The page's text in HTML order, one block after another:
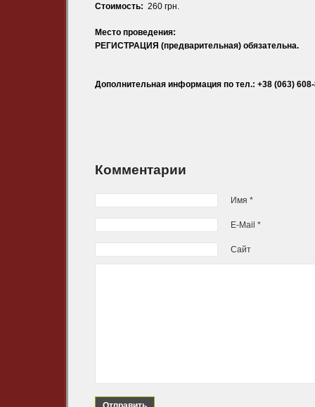
Стоимость: 260 грн.
Место проведения:
РЕГИСТРАЦИЯ (предварительная) обязательна.
Дополнительная информация по тел.: +38 (063)
Комментарии
Имя *
E-Mail *
Сайт